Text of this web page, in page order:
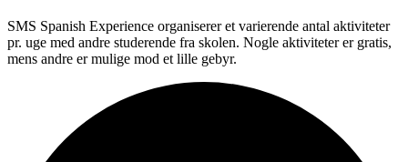
SMS Spanish Experience organiserer et varierende antal aktiviteter
pr. uge med andre studerende fra skolen. Nogle aktiviteter er gratis,
mens andre er mulige mod et lille gebyr.